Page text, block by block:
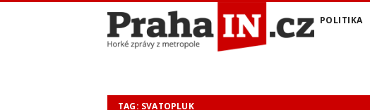
POLITIKA
TAG: SVATOPLUK